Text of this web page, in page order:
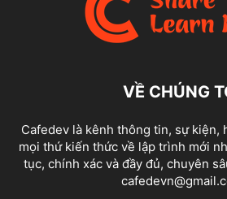
VỀ CHÚNG
Cafedev là kênh thông tin, sự kiện,
mọi thứ kiến thức về lập trình mới
tục, chính xác và đầy đủ, chuyên